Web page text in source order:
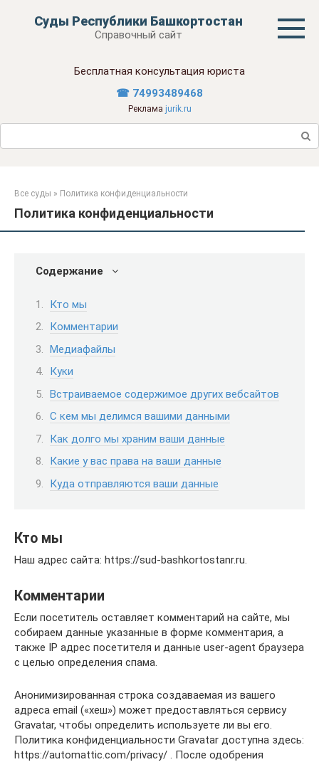
Суды Республики Башкортостан
Справочный сайт
Бесплатная консультация юриста
☎ 74993489468
Реклама jurik.ru
Поиск:
Все суды » Политика конфиденциальности
Политика конфиденциальности
Содержание
Кто мы
Комментарии
Медиафайлы
Куки
Встраиваемое содержимое других вебсайтов
С кем мы делимся вашими данными
Как долго мы храним ваши данные
Какие у вас права на ваши данные
Куда отправляются ваши данные
Кто мы
Наш адрес сайта: https://sud-bashkortostanr.ru.
Комментарии
Если посетитель оставляет комментарий на сайте, мы
собираем данные указанные в форме комментария, а
также IP адрес посетителя и данные user-agent браузера
с целью определения спама.
Анонимизированная строка создаваемая из вашего
адреса email («хеш») может предоставляться сервису
Gravatar, чтобы определить используете ли вы его.
Политика конфиденциальности Gravatar доступна здесь:
https://automattic.com/privacy/ . После одобрения